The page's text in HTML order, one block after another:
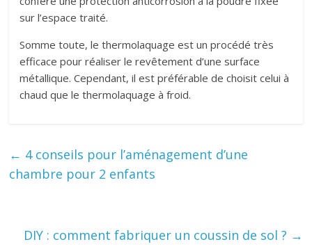
sur l’espace traité.
Somme toute, le thermolaquage est un procédé très
efficace pour réaliser le revêtement d’une surface
métallique. Cependant, il est préférable de choisit celui à
chaud que le thermolaquage à froid.
← 4 conseils pour l’aménagement d’une
chambre pour 2 enfants
DIY : comment fabriquer un coussin de sol ? →